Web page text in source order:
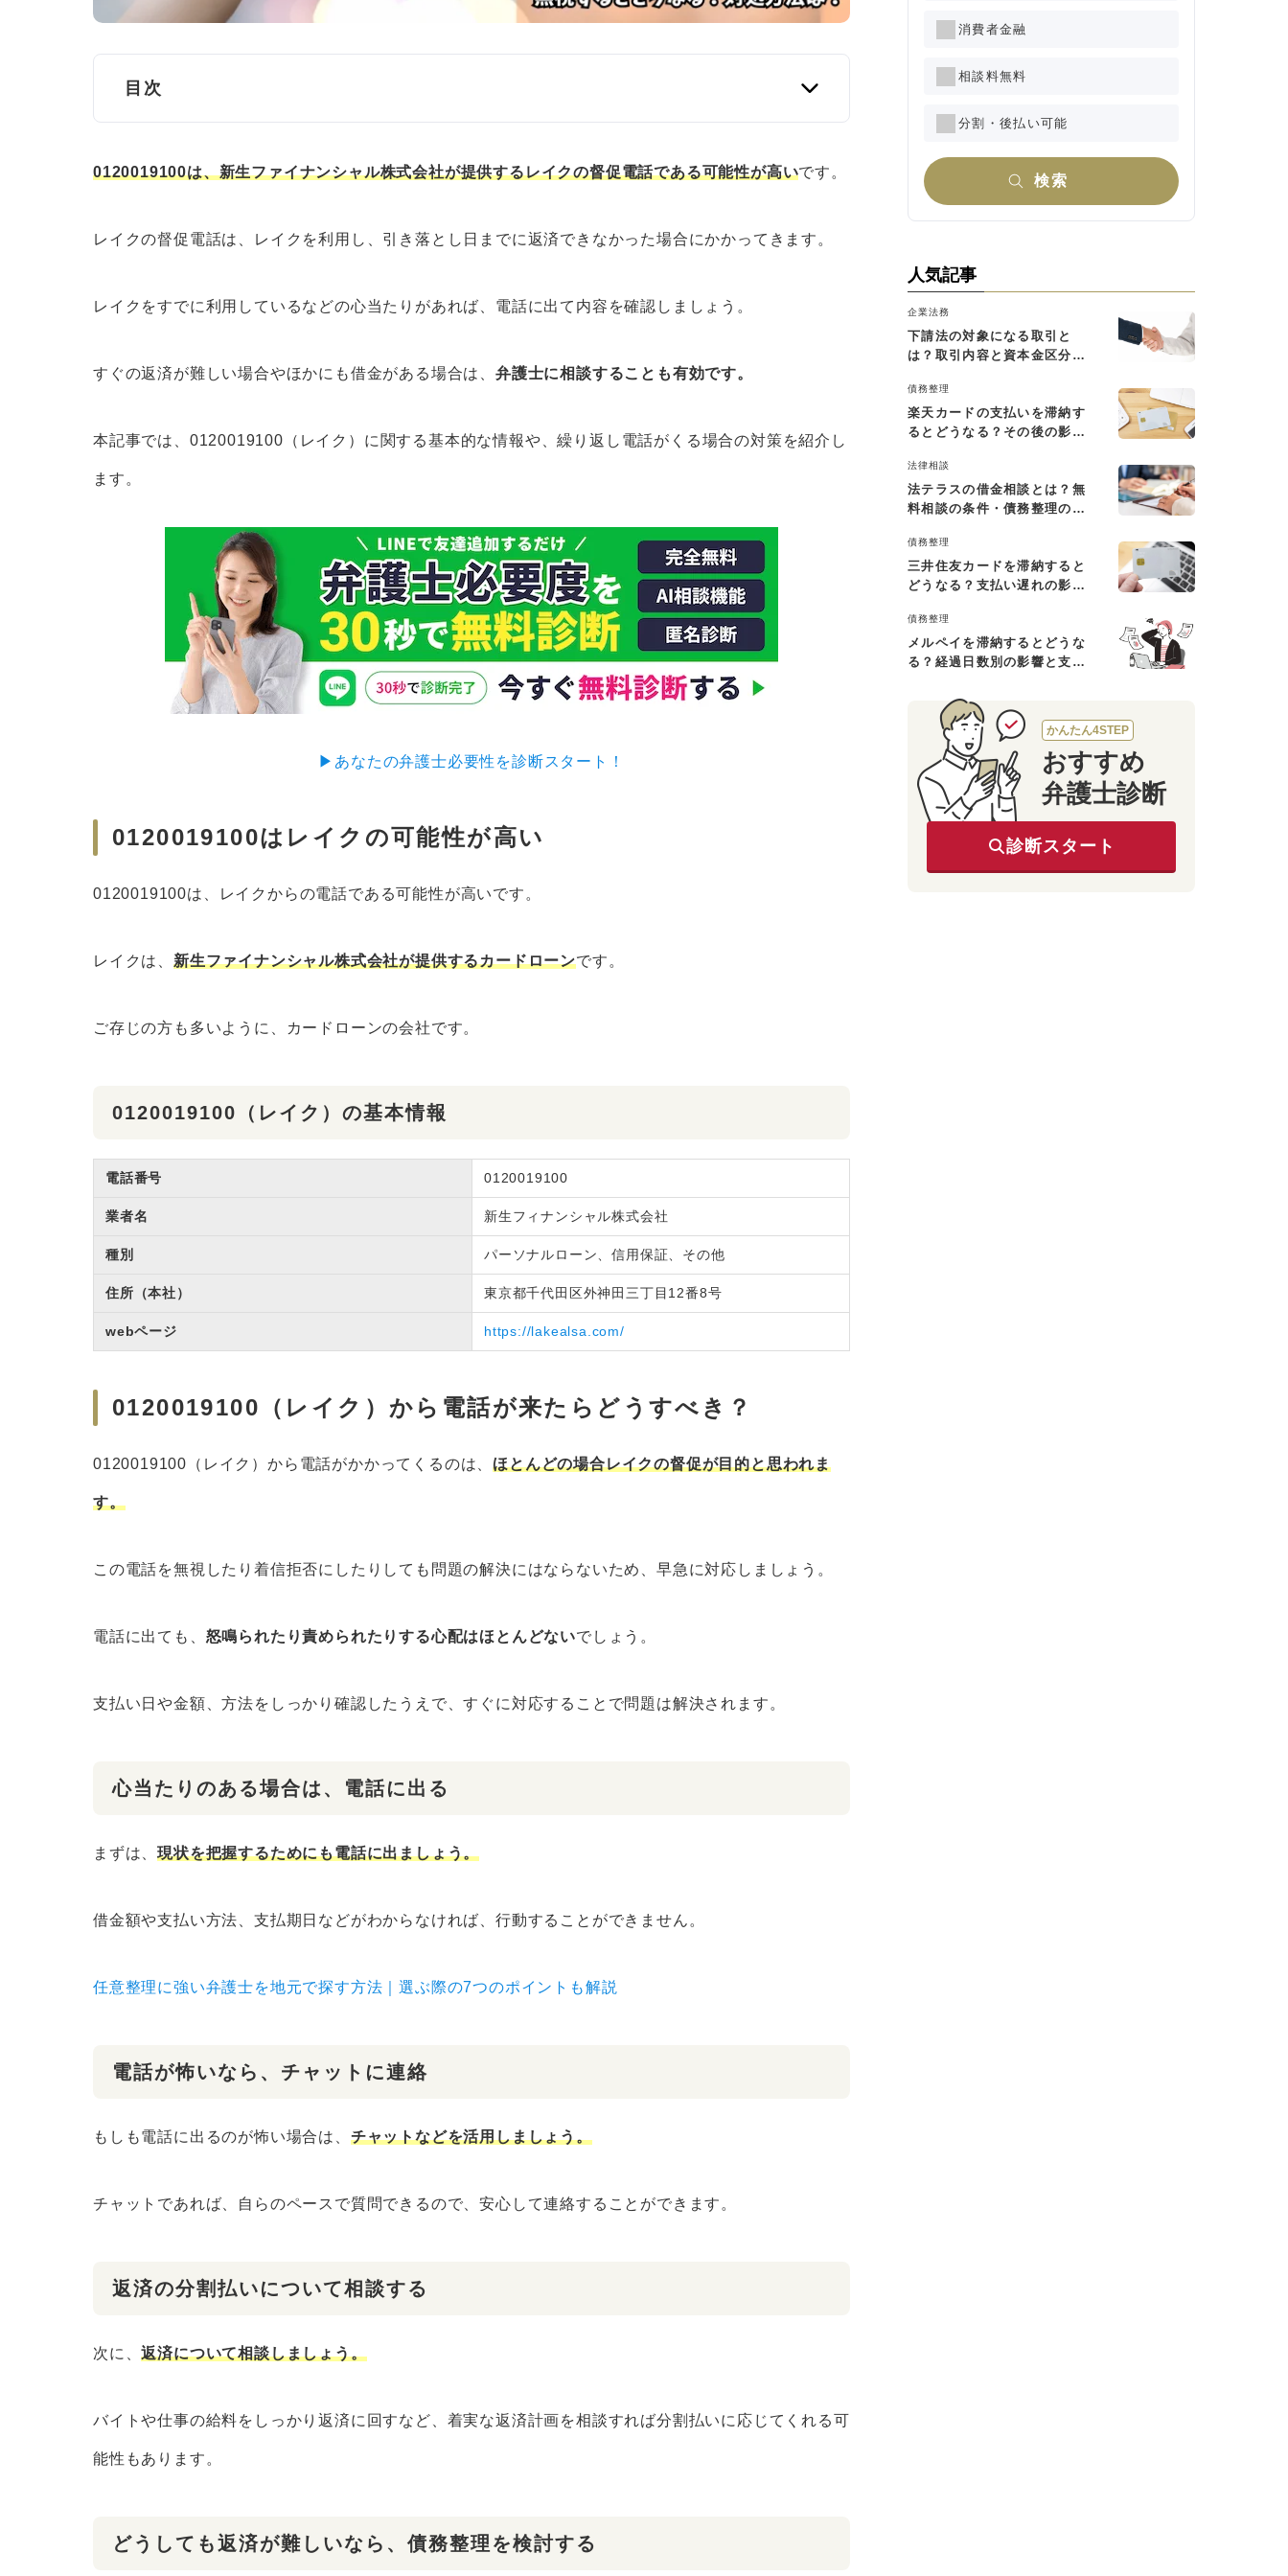
目次
0120019100はレイクの可能性が高い
0120019100（レイク）から電話が来たらどうすべき？
電話が怖いなら、チャットに連絡
どうしても返済が難しいなら、債務整理を検討する
0120019100は、新生ファイナンシャル株式会社が提供するレイクの督促電話である可能性が高いです。
レイクの督促電話は、レイクを利用し、引き落とし日までに返済できなかった場合にかかってきます。
レイクをすでに利用しているなどの心当たりがあれば、電話に出て内容を確認しましょう。
すぐの返済が難しい場合やほかにも借金がある場合は、弁護士に相談することも有効です。
本記事では、0120019100（レイク）に関する基本的な情報や、繰り返し電話がくる場合の対策を紹介し
ます。
▶︎あなたの弁護士必要性を診断スタート！
0120019100はレイクの可能性が高い
0120019100は、レイクからの電話である可能性が高いです。
レイクは、 新生ファイナンシャル株式会社が提供するカードローンです。
ご存じの方も多いように、カードローンの会社です。
0120019100（レイク）の基本情報
電話番号 0120019100
業者名 新生フィナンシャル株式会社
種別 パーソナルローン、信用保証、その他
住所（本社） 東京都千代田区外神田三丁目12番8号
webページ https://lakealsa.com/
0120019100（レイク）から電話が来たらどうすべき？
0120019100（レイク）から電話がかかってくるのは、ほとんどの場合レイクの督促が目的と思われま
す。
この電話を無視したり着信拒否にしたりしても問題の解決にはならないため、早急に対応しましょう。
電話に出ても、 怒鳴られたり責められたりする心配はほとんどないでしょう。
支払い日や金額、方法をしっかり確認したうえで、すぐに対応することで問題は解決されます。
心当たりのある場合は、電話に出る
まずは、現状を把握するためにも電話に出ましょう。
借金額や支払い方法、支払期日などがわからなければ、行動することができません。
任意整理に強い弁護士を地元で探す方法｜選ぶ際の7つのポイントも解説
電話が怖いなら、チャットに連絡
もしも電話に出るのが怖い場合は、 チャットなどを活用しましょう。
チャットであれば、自らのペースで質問できるので、安心して連絡することができます。
返済の分割払いについて相談する
次に、返済について相談しましょう。
バイトや仕事の給料をしっかり返済に回すなど、着実な返済計画を相談すれば分割払いに応じてくれる可
能性もあります。
どうしても返済が難しいなら、債務整理を検討する
消費者金融
相談料無料
分割・後払い可能
検索
人気記事
企業法務
下請法の対象になる取引と
は？取引内容と資本金区分に
債務整理
楽天カードの支払いを滞納す
るとどうなる？その後の影響
法律相談
法テラスの借金相談とは？無
料相談の条件・債務整理の費
債務整理
三井住友カードを滞納すると
どうなる？支払い遅れの影響
債務整理
メルペイを滞納するとどうな
る？経過日数別の影響と支払
かんたん4STEP
おすすめ
弁護士診断
診断スタート